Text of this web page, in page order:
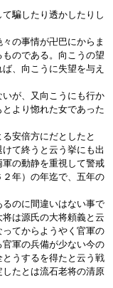
騙したり透かしたりし
の事情が卍巴にからま
のである。向こうの望
、向こうに失望を与え
が、又向こうにも行か
より惚れた女であった
安倍方にだとしたと
て終うと云う挙にも出
の動静を重視して警戒
年）の年迄で、五年の
のに間違いはない事で
は源氏の大将頼義と云
てからようやく官軍の
軍の兵備が少ない今の
うするを得たと云う戦
たとは流石老将の清原